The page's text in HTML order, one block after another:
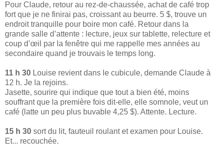
Pour Claude, retour au rez-de-chaussée, achat de café trop
fort que je ne finirai pas, croissant au beurre. 5 $, trouve un
endroit tranquille pour boire mon café. Retour dans la
grande salle d’attente : lecture, jeux sur tablette, relecture et
coup d’œil par la fenêtre qui me rappelle mes années au
secondaire quand je trouvais le temps long.
11 h 30 Louise revient dans le cubicule, demande Claude à
12 h. Je la rejoins.
Jasette, sourire qui indique que tout a bien été, moins
souffrant que la première fois dit-elle, elle somnole, veut un
café (latte un peu plus buvable 4,25 $). Attente. Lecture.
15 h 30 sort du lit, fauteuil roulant et examen pour Louise.
Et... recouchée.